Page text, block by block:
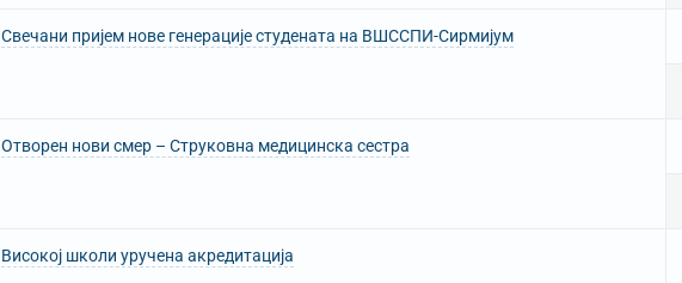
Свечани пријем нове генерације студената на ВШССПИ-Сирмијум
Отворен нови смер – Струковна медицинска сестра
Високој школи уручена акредитација